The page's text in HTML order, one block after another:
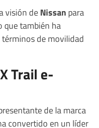
visión deNissan para
que también ha
de movilidad
Trail e-
de la marca
convertido en un líder